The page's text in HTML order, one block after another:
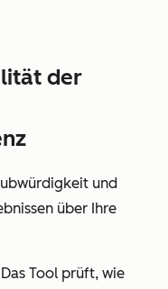
der
und
über Ihre
Das Tool prüft, wie